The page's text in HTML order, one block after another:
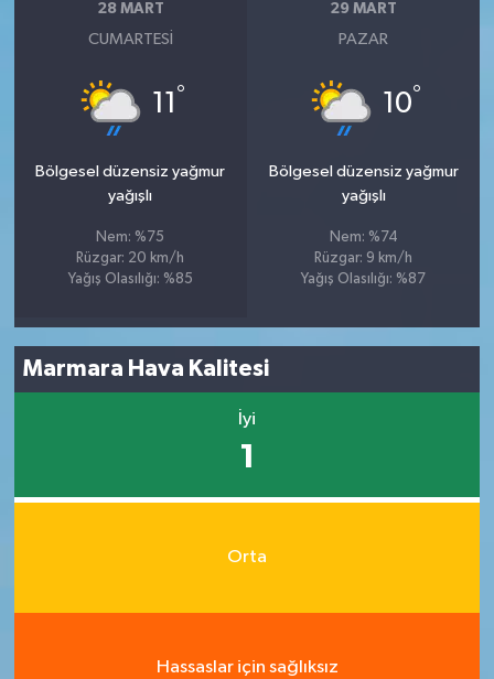
28 MART
CUMARTESI
11 °
Bölgesel düzensiz yağmur
yağışlı
Nem: %75
Rüzgar: 20 km/h
Yağış Olasılığı: %85
29 MART
PAZAR
10°
Bölgesel düzensiz yağmur
yağışlı
Nem: %74
Rüzgar: 9 km/h
Yağış Olasılığı: %87
Marmara Hava Kalitesi
İyi
1
Orta
Hassaslar için sağlıksız